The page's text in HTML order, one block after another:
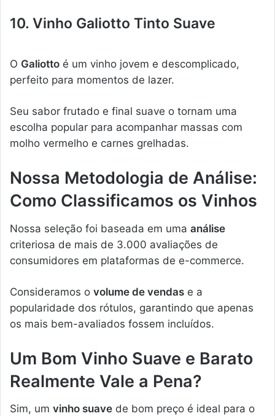
10. Vinho Galiotto Tinto Suave
O Galiotto é um vinho jovem e descomplicado,
perfeito para momentos de lazer.
Seu sabor frutado e final suave o tornam uma
escolha popular para acompanhar massas com
molho vermelho e carnes grelhadas.
Nossa Metodologia de Análise:
Como Classificamos os Vinhos
Nossa seleção foi baseada em uma análise
criteriosa de mais de 3.000 avaliações de
consumidores em plataformas de e-commerce.
Consideramos o volume de vendas e a
popularidade dos rótulos, garantindo que apenas
os mais bem-avaliados fossem incluídos.
Um Bom Vinho Suave e Barato
Realmente Vale a Pena?
Sim, um vinho suave de bom preço é ideal para o